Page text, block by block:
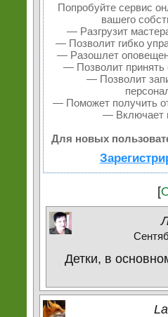
Попробуйте сервис
вашего
— Разгрузит
— Позволит гибко
— Разошлет
— Позволит принять
— Позволит
— Поможет получить
— Включает
Для новых
[
Детки, в